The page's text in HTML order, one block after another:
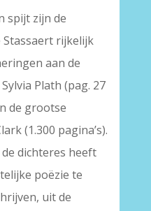
spijt zijn de
Stassaert rijkelijk
aan de
Plath (pag. 27
de grootse
(1.300 pagina’s).
dichteres heeft
poëzie te
uit de